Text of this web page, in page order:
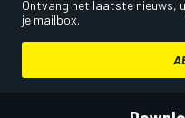
Ontvang het laatste nieuws,
je mailbox.